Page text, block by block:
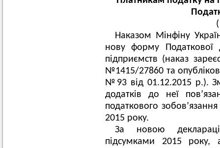
Наказом Мінфіну
нову форму Податкової
підприємств (наказ
№1415/27860 та
№93 від 01.12.2015 р.).
додатків до неї
податкового
2015 року.
За новою
підсумками 2015 року,